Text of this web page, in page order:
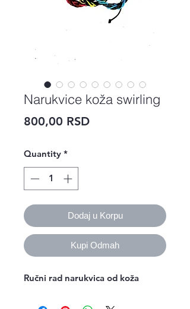
Narukvice koža swirling
800,00 RSDPrice
Quantity *
Dodaj u Korpu
Kupi Odmah
Ručni rad narukvica od koža